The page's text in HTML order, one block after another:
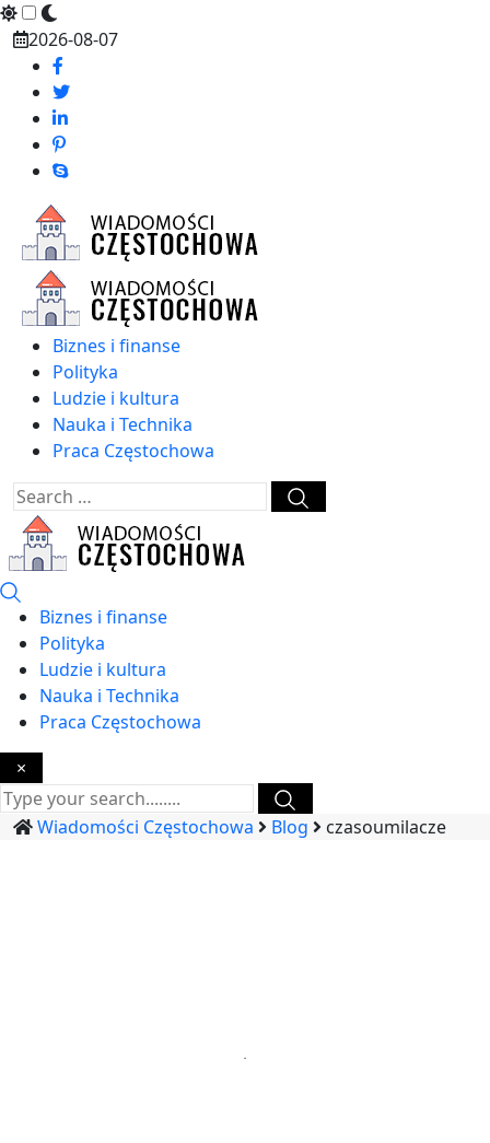
Skip
content
2026-08-07
Biznes i finanse
Polityka
Ludzie i kultura
Nauka i Technika
Praca Częstochowa
Biznes i finanse
Polityka
Ludzie i kultura
Nauka i Technika
Praca Częstochowa
×
Wiadomości Częstochowa Blog czasoumilacze